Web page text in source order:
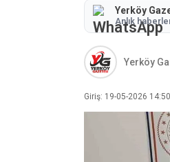
Yerköy
Anlık
Yerköy
Giriş: 19-05-2026 14:50